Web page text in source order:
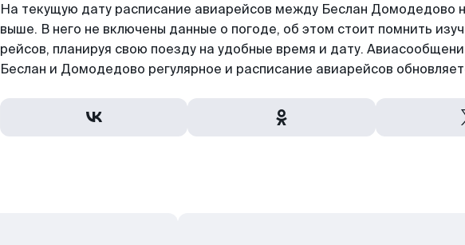
На текущую дату расписание авиарейсов между Беслан Домодедово
выше. В него не включены данные о погоде, об этом стоит помнить
рейсов, планируя свою поезду на удобные время и дату.
Беслан и Домодедово регулярное и расписание авиарейсов